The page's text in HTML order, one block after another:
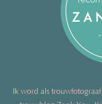
Ik word als